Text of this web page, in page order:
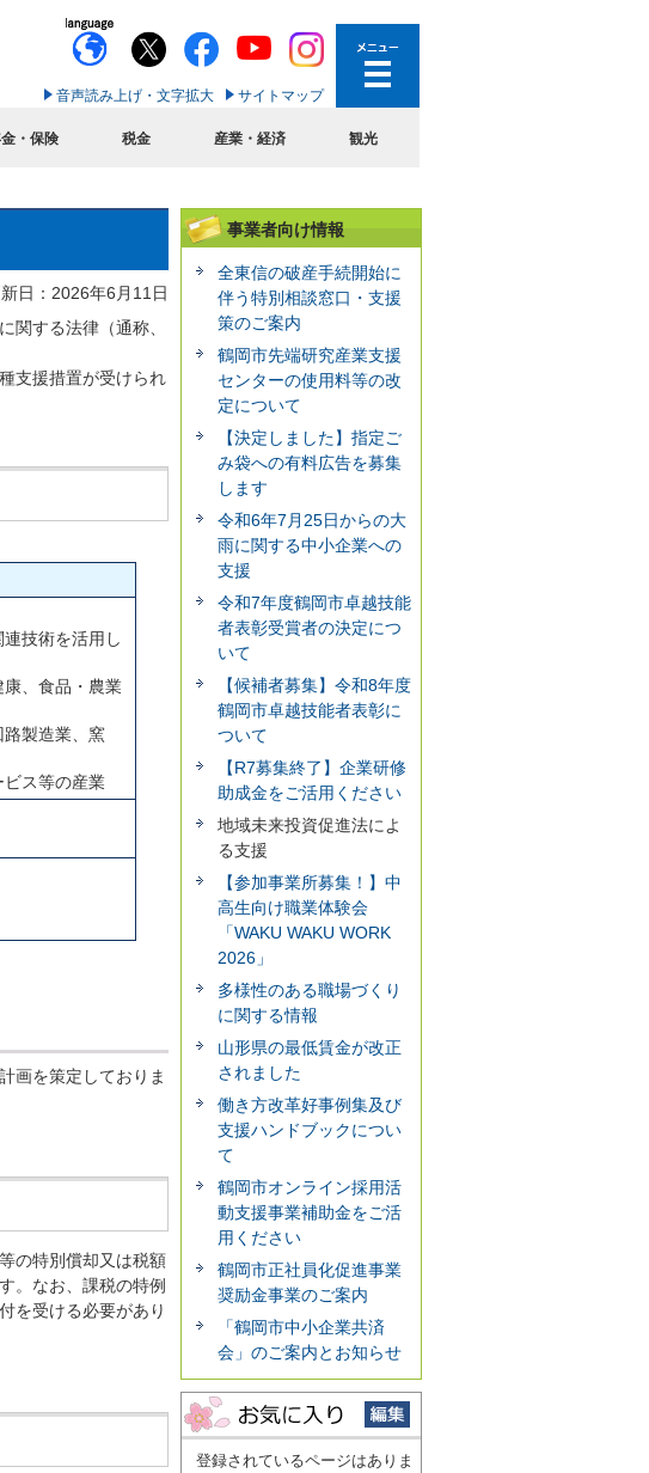
音声読み上げ・文字拡大 サイトマップ
・保険 税金 産業・経済 観光
日：2026年6月11日
関する法律（通称、
支援措置が受けられ
技術を活用し
康、食品・農業
路製造業、窯
ビス等の産業
画を策定しておりま
の特別償却又は税額
。なお、課税の特例
を受ける必要があり
事業者向け情報
全東信の破産手続開始に
伴う特別相談窓口・支援
策のご案内
鶴岡市先端研究産業支援
センターの使用料等の改
定について
【決定しました】指定ご
み袋への有料広告を募集
します
令和6年7月25日からの大
雨に関する中小企業への
支援
令和7年度鶴岡市卓越技能
者表彰受賞者の決定につ
いて
【候補者募集】令和8年度
鶴岡市卓越技能者表彰に
ついて
【R7募集終了】企業研修
助成金をご活用ください
地域未来投資促進法によ
る支援
【参加事業所募集！】中
高生向け職業体験会
「WAKU WAKU WORK
2026」
多様性のある職場づくり
に関する情報
山形県の最低賃金が改正
されました
働き方改革好事例集及び
支援ハンドブックについ
て
鶴岡市オンライン採用活
動支援事業補助金をご活
用ください
鶴岡市正社員化促進事業
奨励金事業のご案内
「鶴岡市中小企業共済
会」のご案内とお知らせ
登録されているページはありま